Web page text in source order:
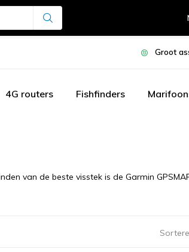
Groot
4G routers Fishfinders
van de beste visstek is de Garmin